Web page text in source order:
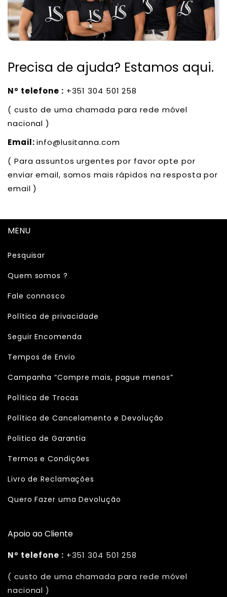
Precisa de ajuda? Estamos aqui.
Nº telefone : +351 304 501 258
( custo de uma chamada para rede móvel
nacional )
Email:info@lusitanna.com
( Para assuntos urgentes por favor opte por
enviar email, somos mais rápidos na resposta por
email )
MENU
Pesquisar
Quem somos ?
Fale connosco
Política de privacidade
Seguir Encomenda
Tempos de Envio
Campanha “Compre mais, pague menos”
Política de Trocas
Política de Cancelamento e Devolução
Politica de Garantia
Termos e Condições
Livro de Reclamações
Quero Fazer uma Devolução
Apoio ao Cliente
Nº telefone : +351 304 501 258
( custo de uma chamada para rede móvel
nacional )